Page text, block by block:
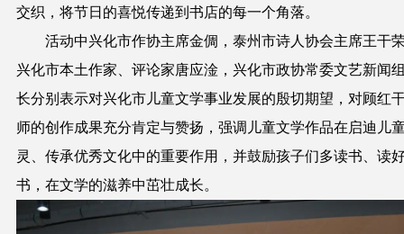
交织，将节日的喜悦传递到书店的每一个角落。
活动中兴化市作协主席金倜，泰州市诗人协会主席王干
兴化市本土作家、评论家唐应淦，兴化市政协常委文艺新闻
长分别表示对兴化市儿童文学事业发展的殷切期望，对顾红
师的创作成果充分肯定与赞扬，强调儿童文学作品在启迪儿
灵、传承优秀文化中的重要作用，并鼓励孩子们多读书、读
书，在文学的滋养中茁壮成长。